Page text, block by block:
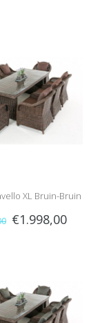
XL Bruin-Bruin
"
€1.998,00